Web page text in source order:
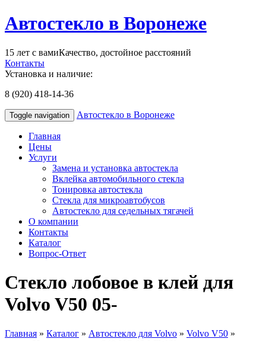
Автостекло в Воронеже
15 лет с вамиКачество, достойное расстояний
Контакты
Установка и наличие:
8 (920) 418-14-36
Toggle navigation Автостекло в Воронеже
Главная
Цены
Услуги
Замена и установка автостекла
Вклейка автомобильного стекла
Тонировка автостекла
Стекла для микроавтобусов
Автостекло для седельных тягачей
О компании
Контакты
Каталог
Вопрос-Ответ
Стекло лобовое в клей для
Volvo V50 05-
Главная » Каталог » Автостекло для Volvo » Volvo V50 »